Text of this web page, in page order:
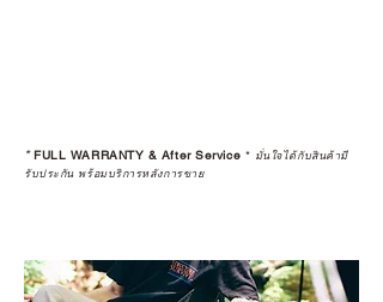
*FULL WARRANTY & After Service * มั่นใจได้กับสินค้ามี
รับประกัน พร้อมบริการหลังการขาย